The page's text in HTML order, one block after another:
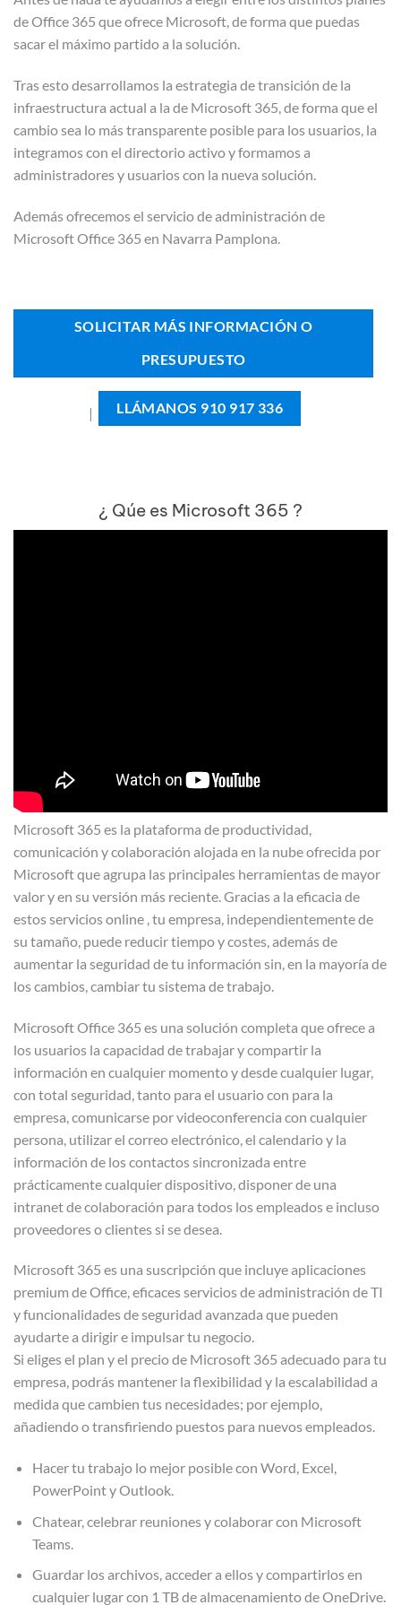
de Office 365 que ofrece Microsoft, de forma que puedas
sacar el máximo partido a la solución.
Tras esto desarrollamos la estrategia de transición de la
infraestructura actual a la de Microsoft 365, de forma que el
cambio sea lo más transparente posible para los usuarios, la
integramos con el directorio activo y formamos a
administradores y usuarios con la nueva solución.
Además ofrecemos el servicio de administración de
Microsoft Office 365 en Navarra Pamplona.
SOLICITAR MÁS INFORMACIÓN O
PRESUPUESTO
| LLÁMANOS 910 917 336
¿ Qúe es Microsoft 365 ?
Microsoft 365 es la plataforma de productividad,
comunicación y colaboración alojada en la nube ofrecida por
Microsoft que agrupa las principales herramientas de mayor
valor y en su versión más reciente. Gracias a la eficacia de
estos servicios online , tu empresa, independientemente de
su tamaño, puede reducir tiempo y costes, además de
aumentar la seguridad de tu información sin, en la mayoría de
los cambios, cambiar tu sistema de trabajo.
Microsoft Office 365 es una solución completa que ofrece a
los usuarios la capacidad de trabajar y compartir la
información en cualquier momento y desde cualquier lugar,
con total seguridad, tanto para el usuario con para la
empresa, comunicarse por videoconferencia con cualquier
persona, utilizar el correo electrónico, el calendario y la
información de los contactos sincronizada entre
prácticamente cualquier dispositivo, disponer de una
intranet de colaboración para todos los empleados e incluso
proveedores o clientes si se desea.
Microsoft 365 es una suscripción que incluye aplicaciones
premium de Office, eficaces servicios de administración de TI
y funcionalidades de seguridad avanzada que pueden
ayudarte a dirigir e impulsar tu negocio.
Si eliges el plan y el precio de Microsoft 365 adecuado para tu
empresa, podrás mantener la flexibilidad y la escalabilidad a
medida que cambien tus necesidades; por ejemplo,
añadiendo o transfiriendo puestos para nuevos empleados.
Hacer tu trabajo lo mejor posible con Word, Excel,
PowerPoint y Outlook.
Chatear, celebrar reuniones y colaborar con Microsoft
Teams.
Guardar los archivos, acceder a ellos y compartirlos en
cualquier lugar con 1 TB de almacenamiento de OneDrive.